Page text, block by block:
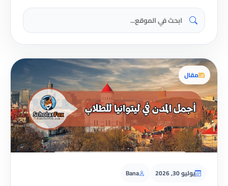
مقال
يوليو 30, 2026 Bana